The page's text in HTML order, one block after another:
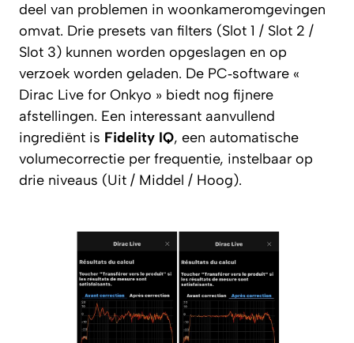
deel van problemen in woonkameromgevingen
omvat. Drie presets van filters (Slot 1 / Slot 2 /
Slot 3) kunnen worden opgeslagen en op
verzoek worden geladen. De PC‑software «
Dirac Live for Onkyo » biedt nog fijnere
afstellingen. Een interessant aanvullend
ingrediënt is Fidelity IQ, een automatische
volumecorrectie per frequentie, instelbaar op
drie niveaus (Uit / Middel / Hoog).